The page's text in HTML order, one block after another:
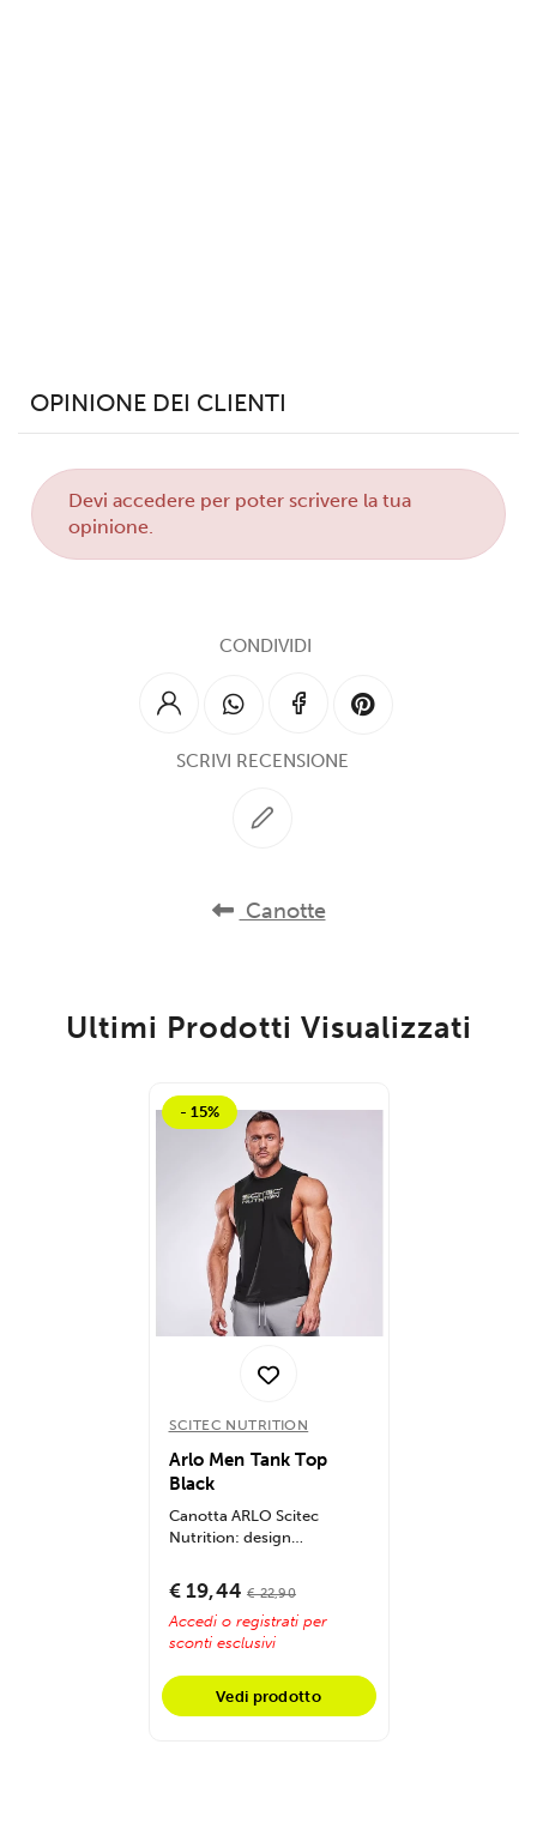
OPINIONE DEI CLIENTI
Deviaccedere per poter scrivere la tua
opinione.
CONDIVIDI
SCRIVI RECENSIONE
Canotte
Ultimi Prodotti Visualizzati
- 15%
SCITEC NUTRITION
Arlo Men Tank Top
Black
Canotta ARLO Scitec
Nutrition: design
ideale per...
€ 19,44 € 22,90
Accedi o registrati per
sconti esclusivi
Vedi prodotto